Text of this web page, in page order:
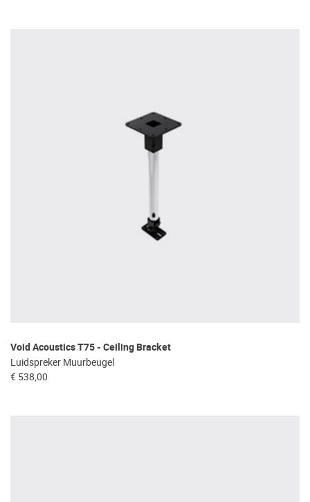
Void Acoustics T75 - Ceiling Bracket
Luidspreker Muurbeugel
€ 538,00